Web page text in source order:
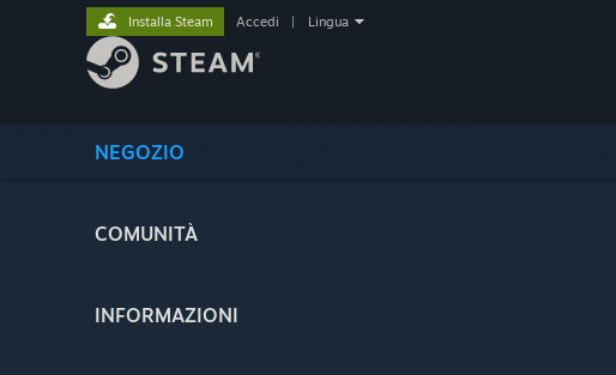
NEGOZIO
COMUNITÀ
INFORMAZIONI
Installa Steam Accedi Lingua